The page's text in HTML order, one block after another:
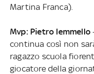
Martina Franca).
Mvp: Pietro Iemmello
continua così non
ragazzo scuola
giocatore della